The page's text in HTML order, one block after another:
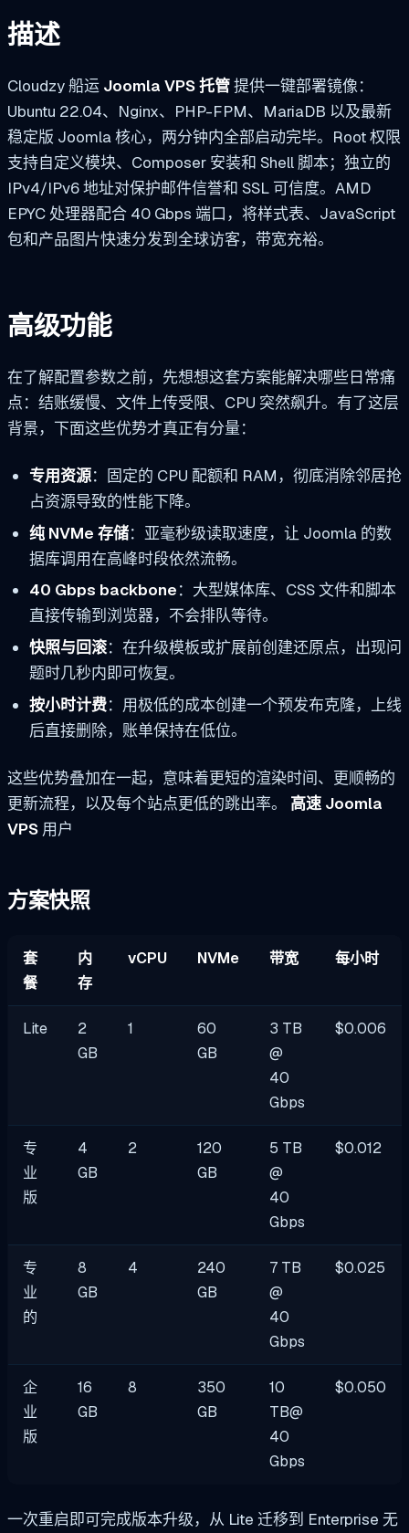
描述
Cloudzy 船运 Joomla VPS 托管提供一键部署镜像：
Ubuntu 22.04、Nginx、PHP-FPM、MariaDB 以及最新
稳定版 Joomla 核心，两分钟内全部启动完毕。Root 权限
支持自定义模块、Composer 安装和 Shell 脚本；独立的
IPv4/IPv6 地址对保护邮件信誉和 SSL 可信度。AMD
EPYC 处理器配合 40 Gbps 端口，将样式表、JavaScript
包和产品图片快速分发到全球访客，带宽充裕。
高级功能
在了解配置参数之前，先想想这套方案能解决哪些日常痛
点：结账缓慢、文件上传受限、CPU 突然飙升。有了这层
背景，下面这些优势才真正有分量：
专用资源：固定的 CPU 配额和 RAM，彻底消除邻居抢
占资源导致的性能下降。
纯 NVMe 存储：亚毫秒级读取速度，让 Joomla 的数
据库调用在高峰时段依然流畅。
40 Gbps backbone：大型媒体库、CSS 文件和脚本
直接传输到浏览器，不会排队等待。
快照与回滚：在升级模板或扩展前创建还原点，出现问
题时几秒内即可恢复。
按小时计费：用极低的成本创建一个预发布克隆，上线
后直接删除，账单保持在低位。
这些优势叠加在一起，意味着更短的渲染时间、更顺畅的
更新流程，以及每个站点更低的跳出率。 高速 Joomla
VPS 用户
方案快照
套
餐
内
存
vCPU NVMe 带宽 每小时
Lite
2
GB
1
60
GB
3 TB
@
40
Gbps
$0.006
专
业
版
4
GB
2
120
GB
5 TB
@
40
Gbps
$0.012
专
业
的
8
GB
4
240
GB
7 TB
@
40
Gbps
$0.025
企
业
版
16
GB
8
350
GB
10
TB@
40
Gbps
$0.050
一次重启即可完成版本升级，从 Lite 迁移到 Enterprise 无